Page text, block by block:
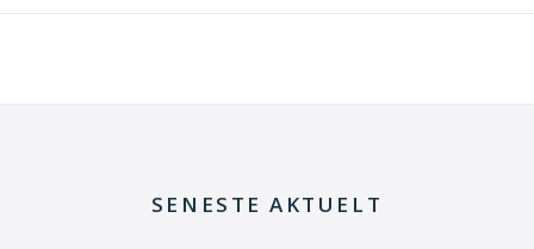
SENESTE AKTUELT